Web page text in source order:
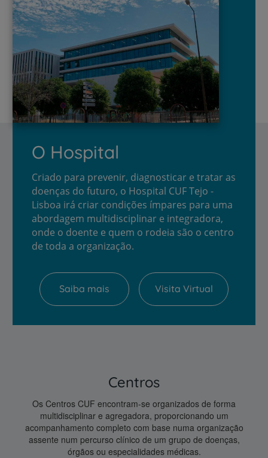
O Hospital
Criado para prevenir, diagnosticar e tratar as
doenças do futuro, o Hospital CUF Tejo -
Lisboa irá criar condições ímpares para uma
abordagem multidisciplinar e integradora,
onde o doente e quem o rodeia são o centro
de toda a organização.
Saiba mais Visita Virtual
Centros
Os Centros CUF encontram-se organizados de forma
multidisciplinar e agregadora, proporcionando um
acompanhamento completo com base numa organização
assente num percurso clínico de um grupo de doenças,
órgãos ou especialidades médicas.